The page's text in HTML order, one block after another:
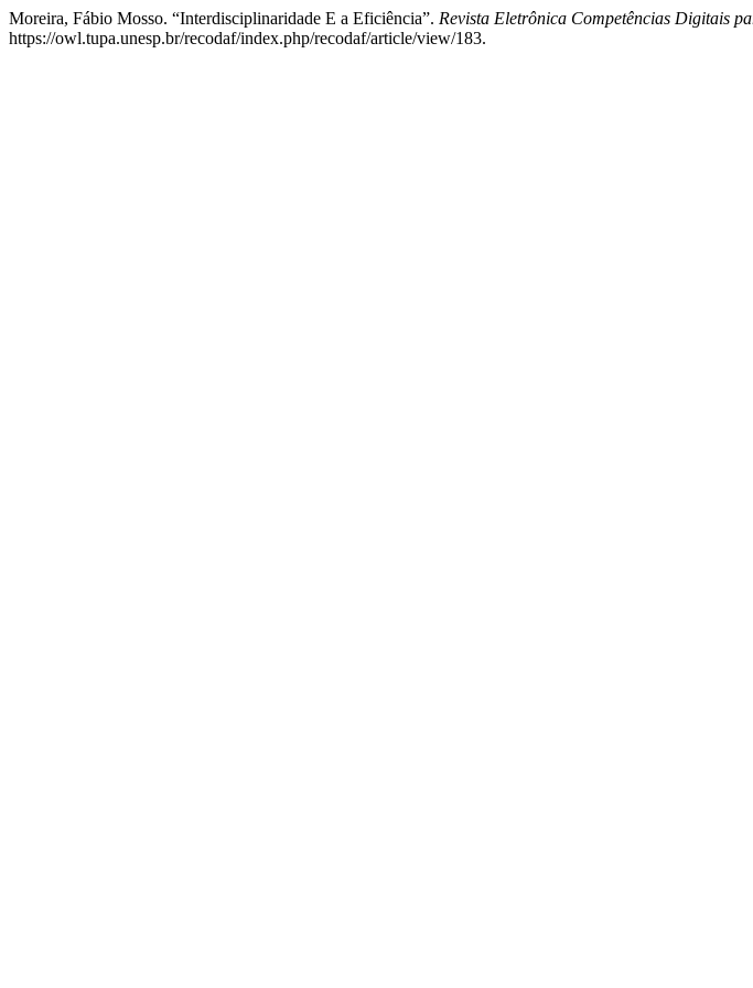
Moreira, Fábio Mosso. “Interdisciplinaridade E a Eficiência”. Revista Eletrônica Competências Digitais
https://owl.tupa.unesp.br/recodaf/index.php/recodaf/article/view/183.